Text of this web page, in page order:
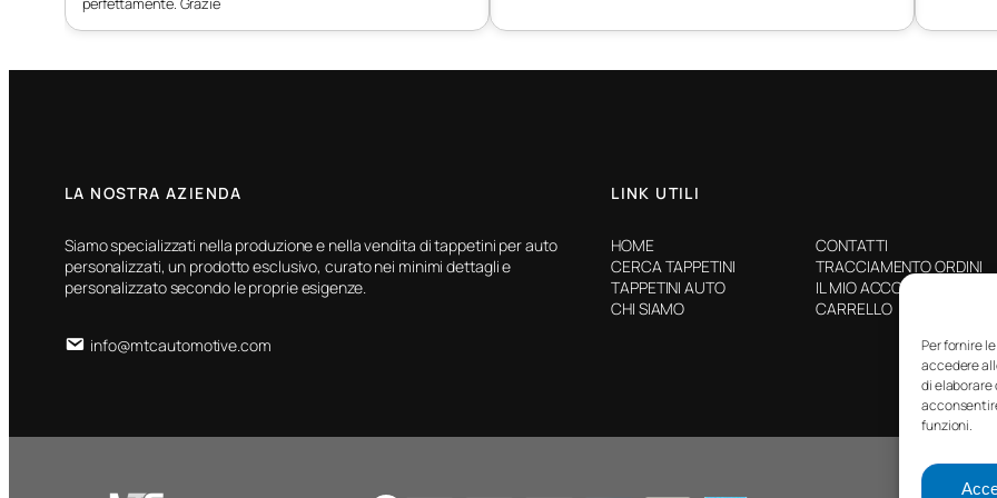
Per fornire
accedere
di elaborare
funzioni.
LA NOSTRA AZIENDA
Siamo specializzati nella produzione e nella vendita di tappetini per auto
personalizzati, un prodotto esclusivo, curato nei minimi dettagli e
personalizzato secondo le proprie esigenze.
info@mtcautomotive.com
LINK UTILI
HOME
CERCA TAPPETINI
TAPPETINI AUTO
CHI SIAMO
CONTATTI
TRACCIAMENTO ORDINI
IL MIO ACCOUNT
CARRELLO